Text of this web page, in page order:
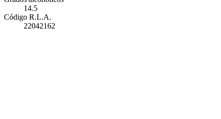
14.5
Código R.L.A.
22042162